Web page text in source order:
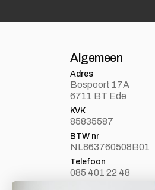
Algemeen
Adres
Bospoort 17A
6711 BT Ede
KVK
85835587
BTW nr
NL863760508B01
Telefoon
085 401 22 48